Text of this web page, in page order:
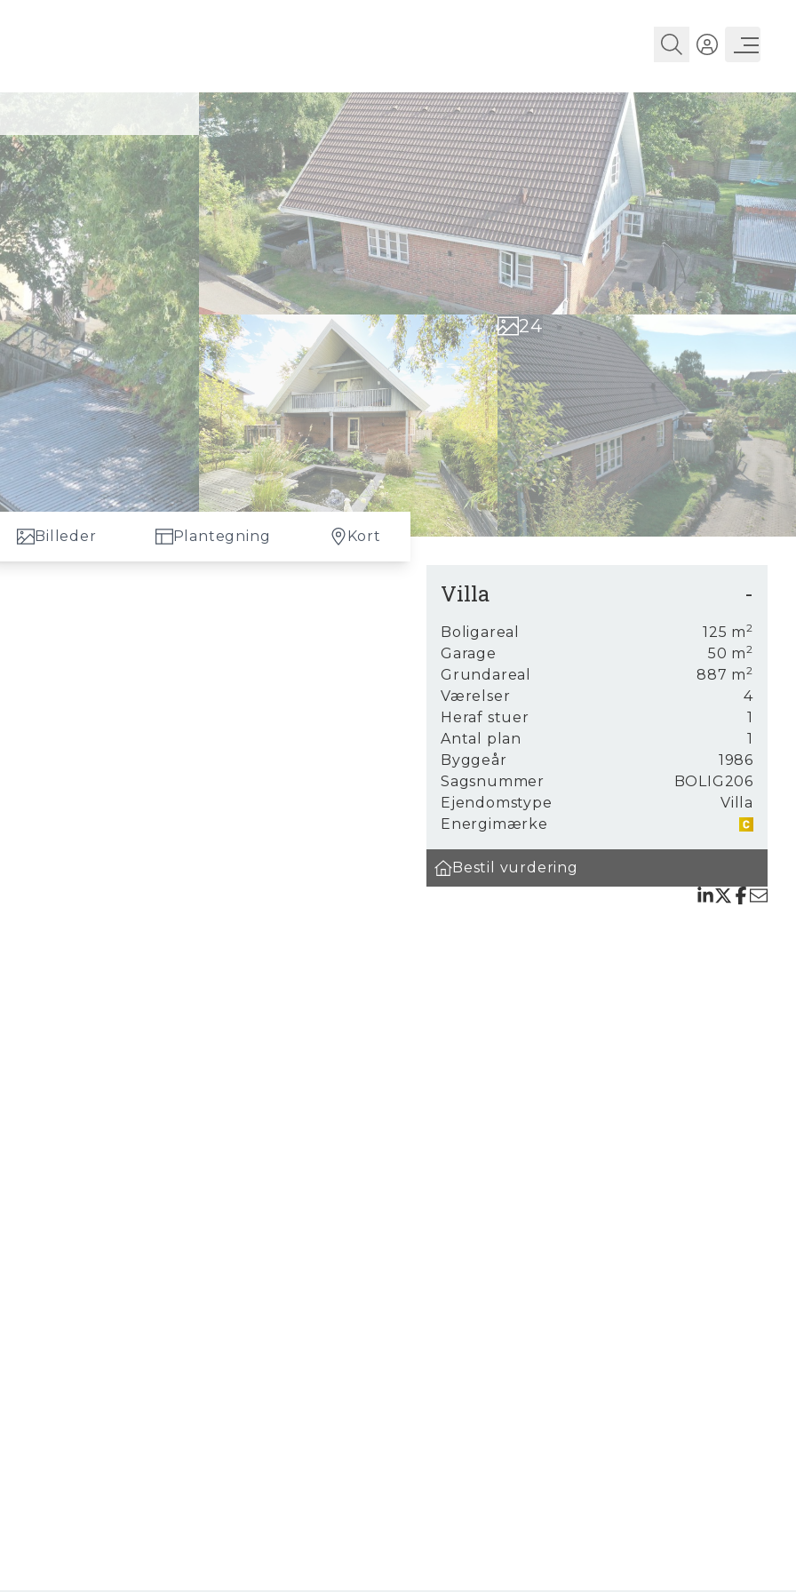
0
1
2
3
4
5
6
7
8
9
0
1
2
3
4
5
6
7
8
9
Billeder Plantegning Kort
Villa -
Boligareal 125 m2
Garage 50 m2
Grundareal 887 m2
Værelser
4
Heraf stuer
1
Antal plan
1
Byggeår
1986
Sagsnummer
BOLIG206
Ejendomstype
Villa
Energimærke
Bestil vurdering